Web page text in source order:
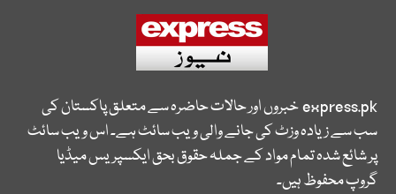
express.pkخبروں اور حالات حاضرہ سے متعلق پاکستان کی
سب سے زیادہ وزٹ کی جانے والی ویب سائٹ ہے۔ اس ویب سائٹ
پر شائع شدہ تمام مواد کے جملہ حقوق بحق ایکسپریس میڈیا
گروپ محفوظ ہیں۔